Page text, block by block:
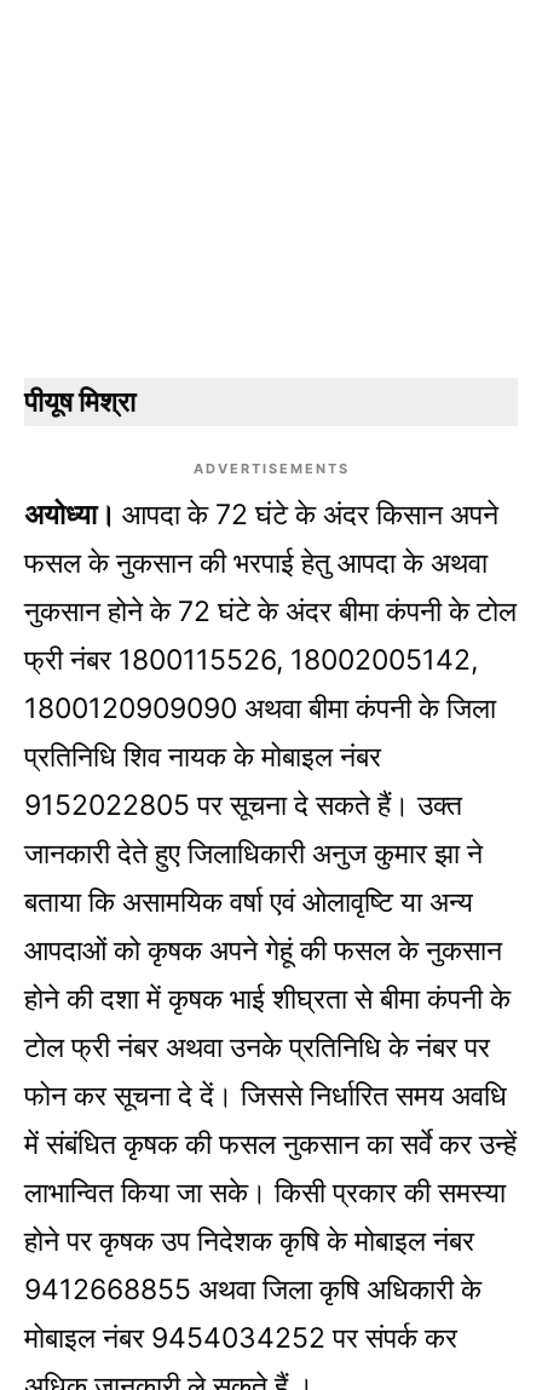
पीयूष मिश्रा
ADVERTISEMENTS
अयोध्या। आपदा के 72 घंटे के अंदर किसान अपने
फसल के नुकसान की भरपाई हेतु आपदा के अथवा
नुकसान होने के 72 घंटे के अंदर बीमा कंपनी के टोल
फ्री नंबर 1800115526, 18002005142,
1800120909090 अथवा बीमा कंपनी के जिला
प्रतिनिधि शिव नायक के मोबाइल नंबर
9152022805 पर सूचना दे सकते हैं। उक्त
जानकारी देते हुए जिलाधिकारी अनुज कुमार झा ने
बताया कि असामयिक वर्षा एवं ओलावृष्टि या अन्य
आपदाओं को कृषक अपने गेहूं की फसल के नुकसान
होने की दशा में कृषक भाई शीघ्रता से बीमा कंपनी के
टोल फ्री नंबर अथवा उनके प्रतिनिधि के नंबर पर
फोन कर सूचना दे दें। जिससे निर्धारित समय अवधि
में संबंधित कृषक की फसल नुकसान का सर्वे कर उन्हें
लाभान्वित किया जा सके। किसी प्रकार की समस्या
होने पर कृषक उप निदेशक कृषि के मोबाइल नंबर
9412668855 अथवा जिला कृषि अधिकारी के
मोबाइल नंबर 9454034252 पर संपर्क कर